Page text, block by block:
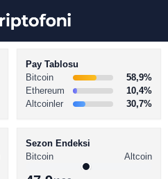
Pay Tablosu
Bitcoin
58,9%
Ethereum
10,4%
Altcoinler
30,7%
Sezon Endeksi
Bitcoin
Altcoin